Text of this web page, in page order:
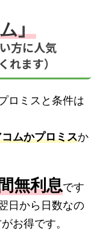
」
方に人気
れます）
ロミスと条件は
ムかプロミスか
無利息です
日から日数なの
お得です。